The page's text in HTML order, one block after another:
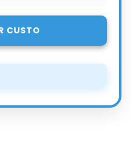
CUSTO